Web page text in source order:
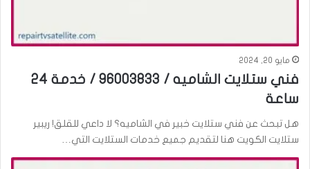
مايو 20, 2024
فني ستلايت الشاميه / 96003833 / خدمة 24
ساعة
هل تبحث عن فني ستلايت خبير في الشاميه؟ لا داعي للقلق! ريبير
ستلايت الكويت هنا لتقديم جميع خدمات الستلايت التي…